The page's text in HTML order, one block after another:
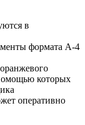
в
формата А-4
которых
оперативно